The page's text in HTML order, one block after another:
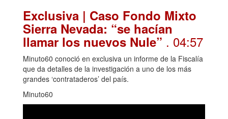
Exclusiva | Caso Fondo Mixto
Sierra Nevada: “se hacían
llamar los nuevos Nule” . 04:57
Minuto60 conoció en exclusiva un informe de la Fiscalía
que da detalles de la investigación a uno de los más
grandes ‘contrataderos’ del país.
Minuto60